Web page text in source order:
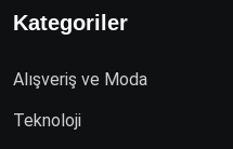
Kategoriler
Alışveriş ve Moda
Teknoloji